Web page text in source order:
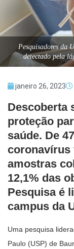
Pesquisadores da
detectado pela
janeiro 26, 2023
Descoberta
proteção
saúde. De
coronavírus
amostras
12,1% das
Pesquisa é
campus da
Uma pesquisa
Paulo (USP) de